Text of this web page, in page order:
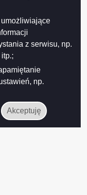
z serwisu, np.
np.
Akceptuję